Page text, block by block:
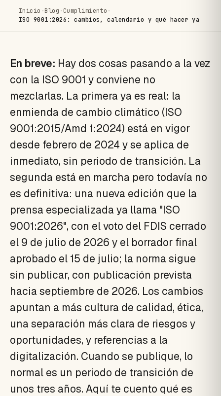
Inicio ·Blog · Cumplimiento ·
ISO 9001:2026: cambios, calendario y qué hacer ya
En breve: Hay dos cosas pasando a la vez
con la ISO 9001 y conviene no
mezclarlas. La primera ya es real: la
enmienda de cambio climático (ISO
9001:2015/Amd 1:2024) está en vigor
desde febrero de 2024 y se aplica de
inmediato, sin periodo de transición. La
segunda está en marcha pero todavía no
es definitiva: una nueva edición que la
prensa especializada ya llama "ISO
9001:2026", con el voto del FDIS cerrado
el 9 de julio de 2026 y el borrador final
aprobado el 15 de julio; la norma sigue
sin publicar, con publicación prevista
hacia septiembre de 2026. Los cambios
apuntan a más cultura de calidad, ética,
una separación más clara de riesgos y
oportunidades, y referencias a la
digitalización. Cuando se publique, lo
normal es un periodo de transición de
unos tres años. Aquí te cuento qué es